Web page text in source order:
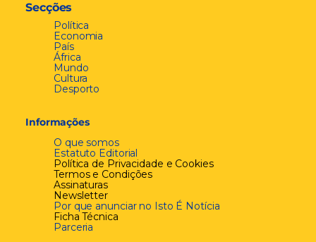
Secções
Política
Economia
País
África
Mundo
Cultura
Desporto
Informações
O que somos
Estatuto Editorial
Política de Privacidade e Cookies
Termos e Condições
Assinaturas
Newsletter
Por que anunciar no Isto É Notícia
Ficha Técnica
Parceria